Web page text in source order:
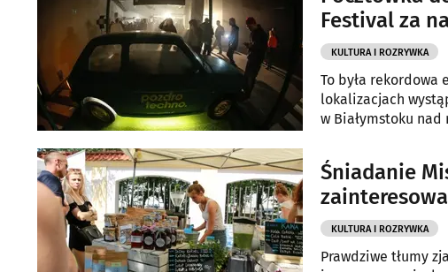
Festival za
KULTURA I ROZRYWKA
To była rekordowa
lokalizacjach
w Białymstoku nad
Śniadanie
KULTURA I ROZRYWKA
Prawdziwe tłumy